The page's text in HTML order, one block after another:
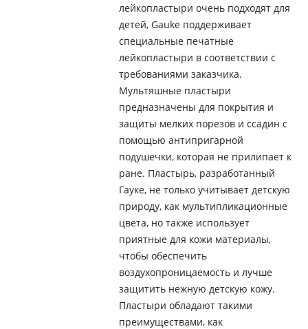
лейкопластыри очень подходят для
детей, Gauke поддерживает
специальные печатные
лейкопластыри в соответствии с
требованиями заказчика.
Мультяшные пластыри
предназначены для покрытия и
защиты мелких порезов и ссадин с
помощью антипригарной
подушечки, которая не прилипает к
ране. Пластырь, разработанный
Гауке, не только учитывает детскую
природу, как мультипликационные
цвета, но также использует
приятные для кожи материалы,
чтобы обеспечить
воздухопроницаемость и лучше
защитить нежную детскую кожу.
Пластыри обладают такими
преимуществами, как